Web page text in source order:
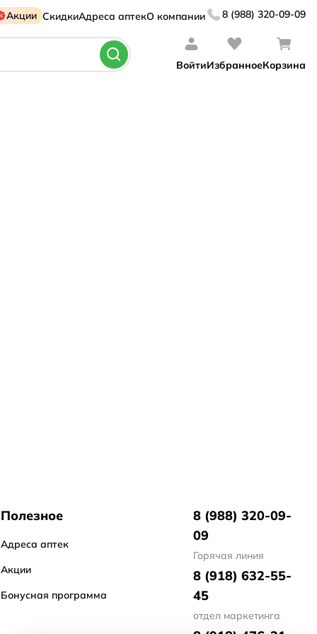
Акции СкидкиАдреса аптекО компании 8 (988) 320-09-09
ВойтиИзбранноеКорзина
Полезное
Адреса аптек
Акции
Бонусная программа
8 (988) 320-09-
09
Горячая линия
8 (918) 632-55-
45
отдел маркетинга